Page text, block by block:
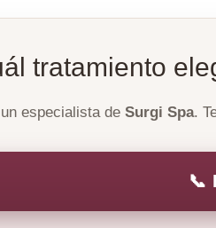
tratamiento
especialista de Surgi Spa.
📞